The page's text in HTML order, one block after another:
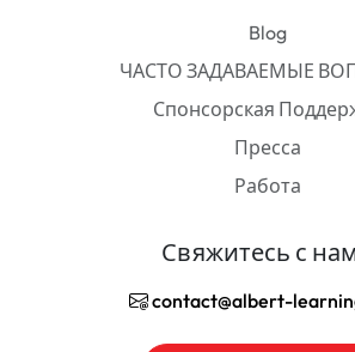
Blog
ЧАСТО ЗАДАВАЕМЫЕ
Спонсорская
Пресса
Работа
Свяжитесь с
contact@albert-